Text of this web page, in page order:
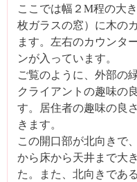
ここでは幅２M程の大
枚ガラスの窓）に木の
ます。左右のカウンタ
ンが入っています。
ご覧のように、外部の
クライアントの趣味の
す。居住者の趣味の良
きます。
この開口部が北向きで
から床から天井まで大
た。また、北向きであ